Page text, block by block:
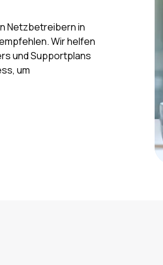
Netzbetreibern in
Wir helfen
und Supportplans
um